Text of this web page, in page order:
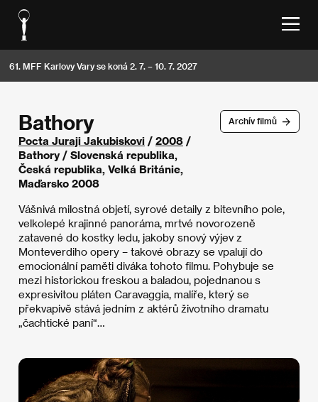
61. MFF Karlovy Vary se koná 2. 7. – 10. 7. 2027
Archív filmů
Bathory
Pocta Juraji Jakubiskovi / 2008 /
Bathory / Slovenská republika,
Česká republika, Velká Británie,
Maďarsko 2008
Vášnivá milostná objetí, syrové detaily z bitevního pole,
velkolepé krajinné panoráma, mrtvé novorozeně
zatavené do kostky ledu, jakoby snový výjev z
Monteverdiho opery – takové obrazy se vpalují do
emocionální paměti diváka tohoto filmu. Pohybuje se
mezi historickou freskou a baladou, pojednanou s
expresivitou pláten Caravaggia, malíře, který se
překvapivě stává jedním z aktérů životního dramatu
„čachtické paní“…